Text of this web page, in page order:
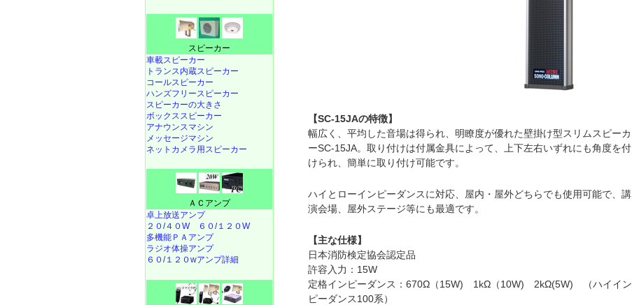
【SC-15JAの特徴】
幅広く、平均した音場は得られ、明瞭度が優れた壁掛け型スリムスピーカ
ーSC-15JA。取り付けは付属金具によって、上下左右いずれにも角度を付
けられ、簡単に取り付け可能です。
ハイとローインピーダンスに対応、屋内・屋外どちらでも使用可能で、講
演会場、屋外ステージ等にも最適です。
【主な仕様】
日本消防検定協会認定品
許容入力：15W
定格インピーダンス：670Ω（15W) 1kΩ（10W) 2kΩ(5W) （ハイイン
ピーダンス100系）
スピーカー
車載スピーカー
トランス内蔵スピーカー
コールスピーカー
ハンズフリースピーカー
スピーカーの大きさ
ボックススピーカー
アナウンスマシン
メッセージマシン
ネットカメラ用スピーカー
ＡＣアンプ
卓上放送アンプ
２０/４０W
６０/１２０W
多機能ＰＡアンプ
ラジオ体操アンプ
６０/１２０wアンプ詳細